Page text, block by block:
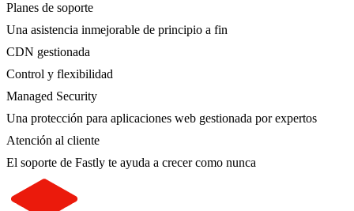
Planes de soporte
Una asistencia inmejorable de principio a fin
CDN gestionada
Control y flexibilidad
Managed Security
Una protección para aplicaciones web gestionada por expertos
Atención al cliente
El soporte de Fastly te ayuda a crecer como nunca